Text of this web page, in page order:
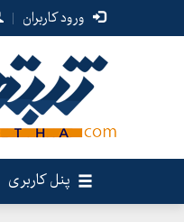
ورود کاربران |
پنل کاربری